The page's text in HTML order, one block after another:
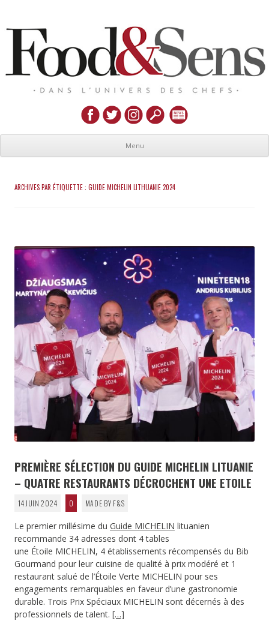
Menu
ARCHIVES PAR ÉTIQUETTE : GUIDE MICHELIN LITHUANIE 2024
PREMIÈRE SÉLECTION DU GUIDE MICHELIN LITUANIE
– QUATRE RESTAURANTS DÉCROCHENT UNE ETOILE
14 JUIN 2024 0 MADE BY F&S
Le premier millésime du Guide MICHELIN lituanien
recommande 34 adresses dont 4 tables
une Étoile MICHELIN, 4 établissements récompensés du Bib
Gourmand pour leur cuisine de qualité à prix modéré et 1
restaurant salué de l’Étoile Verte MICHELIN pour ses
engagements remarquables en faveur d’une gastronomie
durable. Trois Prix Spéciaux MICHELIN sont décernés à des
professionnels de talent. […]